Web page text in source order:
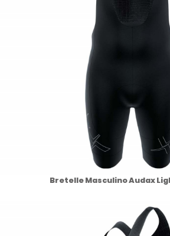
Bretelle Masculino Audax